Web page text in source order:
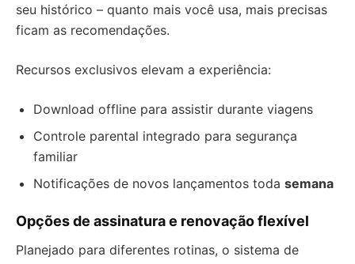
seu histórico – quanto mais você usa, mais precisas
ficam as recomendações.
Recursos exclusivos elevam a experiência:
Download offline para assistir durante viagens
Controle parental integrado para segurança
familiar
Notificações de novos lançamentos toda semana
Opções de assinatura e renovação flexível
Planejado para diferentes rotinas, o sistema de